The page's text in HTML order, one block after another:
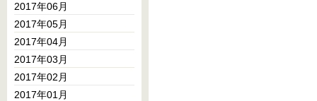
2017年06月
2017年05月
2017年04月
2017年03月
2017年02月
2017年01月